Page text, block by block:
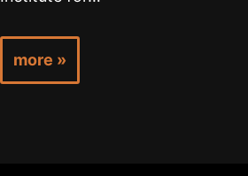
more »